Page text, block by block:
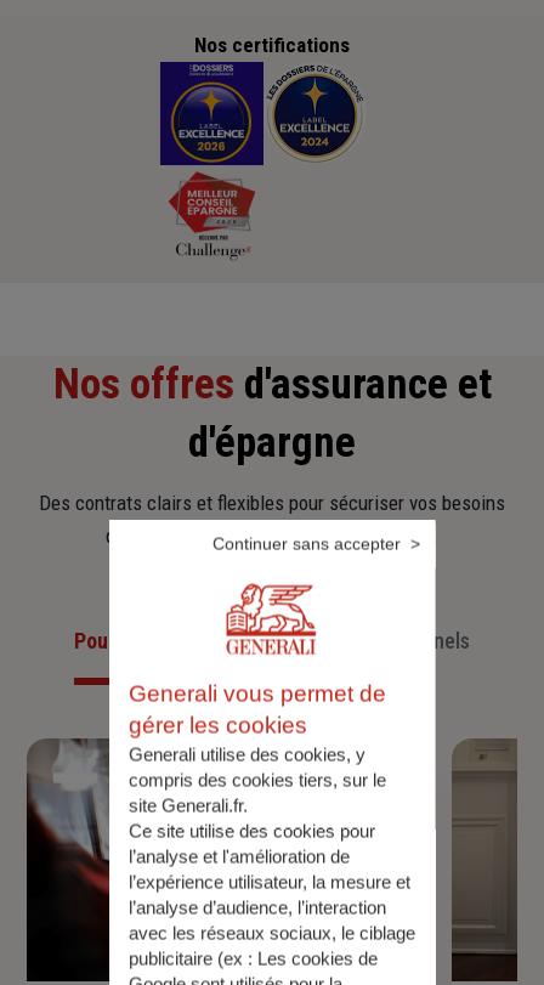
Nos certifications
Nos offres d'assurance et
d'épargne
Des contrats clairs et flexibles pour sécuriser vos besoins
d’aujourd’hui et anticiper ceux de demain.
Pour les particuliersPour les professionnels
Generali vous permet de
gérer les cookies
Generali utilise des cookies, y
compris des cookies tiers, sur le
site Generali.fr.
Ce site utilise des cookies pour
l’analyse et l'amélioration de
l’expérience utilisateur, la mesure et
l’analyse d’audience, l’interaction
avec les réseaux sociaux, le ciblage
publicitaire (ex : Les cookies de
Continuer sans accepter